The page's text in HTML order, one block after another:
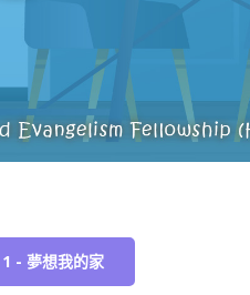
- 夢想我的家